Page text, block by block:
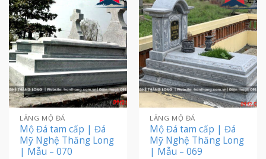
LĂNG MỘ ĐÁ
Mộ Đá tam cấp | Đá
Mỹ Nghệ Thăng Long
| Mẫu – 070
LĂNG MỘ ĐÁ
Mộ Đá tam cấp | Đá
Mỹ Nghệ Thăng Long
| Mẫu – 069